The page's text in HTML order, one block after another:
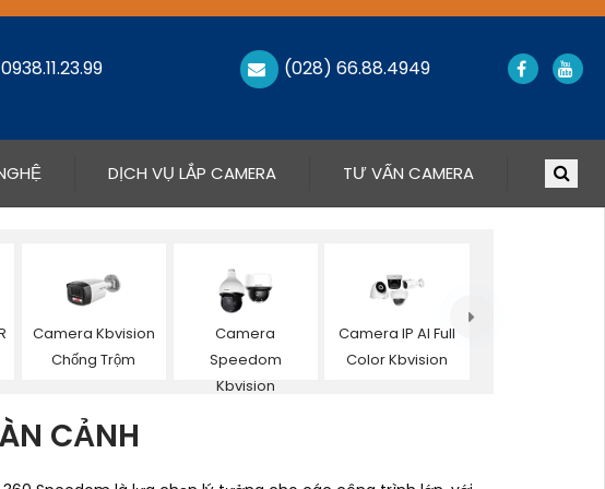
(028) 66.88.4949
DỊCH VỤ LẮP CAMERA TƯ VẤN CAMERA
Camera Kbvision
Chống Trộm
Camera
Speedom
Kbvision
Camera IP AI Full
Color Kbvision
CẢNH